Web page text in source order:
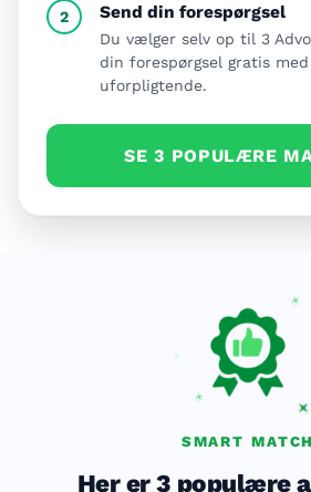
2 Send din forespørgsel
Du vælger selv op til 3
din forespørgsel gratis
uforpligtende.
SE 3 POPULÆRE
SMART MATCH
Her er 3 populære